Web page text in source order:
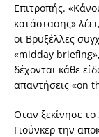
Επιτροπής.
κατάστασης»
οι Βρυξέλλες
«midday
δέχονται κάθε
απαντήσεις «on
Οταν ξεκίνησε
Γιούνκερ την